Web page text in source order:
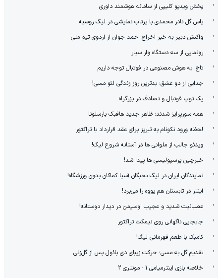
پخش ویدیو کلیپی از سامانه هوشمند داوری
پاس گل نادر محمدی با پرتاب نمایشی در لیگ روسیه
واکنش دبیر به خبر اخراج احمد جوان از اردوی تیم ملی
رونمایی از سه دستگاه وار سیار
تاج: به هوش مصنوعی در فوتبال توجه داریم
جدایی از دو عشق؛ بدترین روز زندگی لئو مسی!
یک توپ فوتبال و تصادف در بزرگراه
همه سورپرایز شدند؛ ظاهر جدید هافبک بارسلونا
لحظه ورود نکونام به تبریز برای عقد قرارداد با تراکتور
ویدئو جالب از ملوانی ها در آستانه شروع لیگ!
خبرچین پرسپولیسی ها پیدا شد!
نمایندگان ایران در لیگ نخبگان آسیا کماکان بدون ورزشگاه!
اینتر در تابستان هم یووه را می‌برد!
عصبانیت شدید و عجیب اوسیمن در دیدار دوستانه!
جابجایی ناگهانی روی نیمکت تراکتور
کامبک با طعم قهرمانی لیگ!
تقدیم گل به مسی؛ حرکت زیبای دی پائول پس از گل‌زنی
خلاصه بازی اینترمیامی 1 - مونتری 2